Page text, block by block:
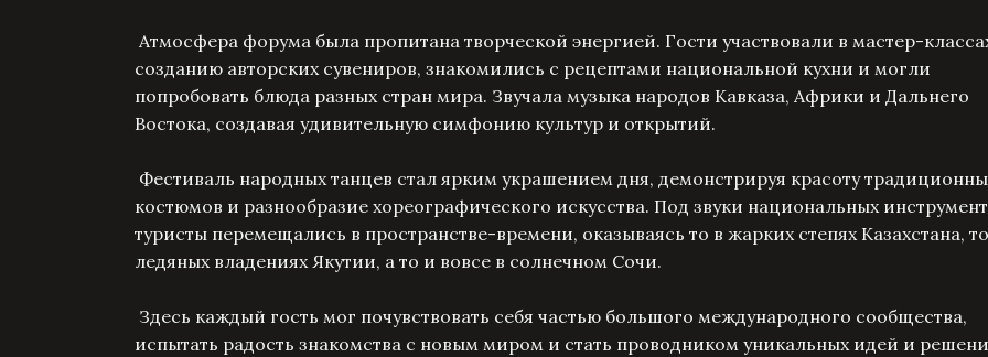
Атмосфера форума была пропитана творческой энергией. Гости участвовали в мастер-
созданию авторских сувениров, знакомились с рецептами национальной кухни и могли
попробовать блюда разных стран мира. Звучала музыка народов Кавказа, Африки и Дальнего
Востока, создавая удивительную симфонию культур и открытий.
Фестиваль народных танцев стал ярким украшением дня, демонстрируя красоту
костюмов и разнообразие хореографического искусства. Под звуки национальных
туристы перемещались в пространстве-времени, оказываясь то в жарких степях Казахстана,
ледяных владениях Якутии, а то и вовсе в солнечном Сочи.
Здесь каждый гость мог почувствовать себя частью большого международного сообщества,
испытать радость знакомства с новым миром и стать проводником уникальных идей и